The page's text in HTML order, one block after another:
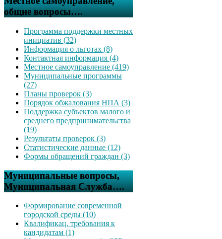
общие вопросы….
Программа поддержки местных
инициатив (32)
Информация о льготах (8)
Контактная информация (4)
Местное самоуправление (419)
Муниципальные программы
(27)
Планы проверок (3)
Порядок обжалования НПА (3)
Поддержка субъектов малого и
среднего предпринимательства
(19)
Результаты проверок (3)
Статистические данные (12)
Формы обращений граждан (3)
Муниципальные вопросы,
Муниципальная Служба….
Формирование современной
городской среды (10)
Квалификац. требования к
кандидатам (1)